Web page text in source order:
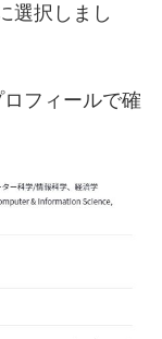
選択しまし
フィールで確